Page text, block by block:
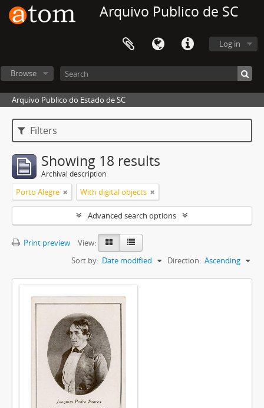
Arquivo Publico de SC
Log in
Browse
Arquivo Publico do Estado de SC
Filters
Showing 18 results
Archival description
Porto Alegre With digital objects
Advanced search options
Print preview
View:
Sort by: Date modified Direction: Ascending